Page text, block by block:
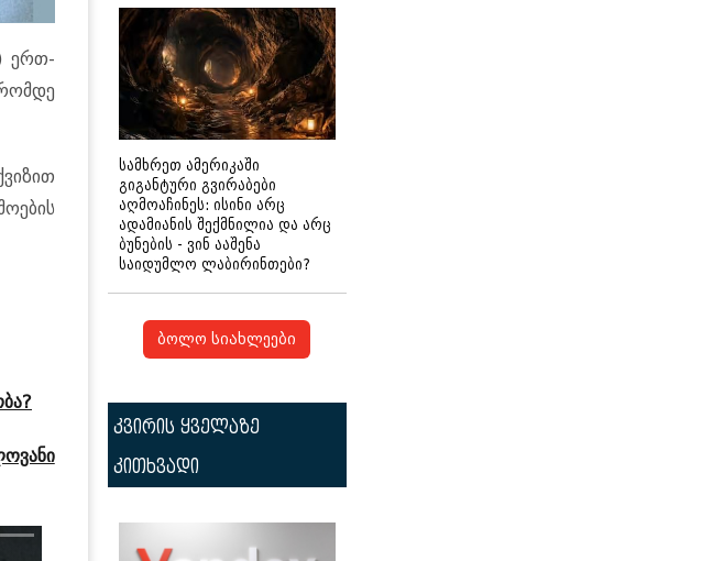
ერთ-
სამხრეთ ამერიკაში
გიგანტური გვირაბები
აღმოაჩინეს: ისინი არც
ადამიანის შექმნილია და არც
ბუნების - ვინ ააშენა
საიდუმლო ლაბირინთები?
ბოლო სიახლეები
კვირის ყველაზე
კითხვადი